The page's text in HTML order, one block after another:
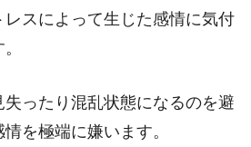
スによって生じた感情に気付
ったり混乱状態になるのを避
を極端に嫌います。